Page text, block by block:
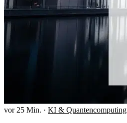
vor 25 Min. · KI & Quantencomputing